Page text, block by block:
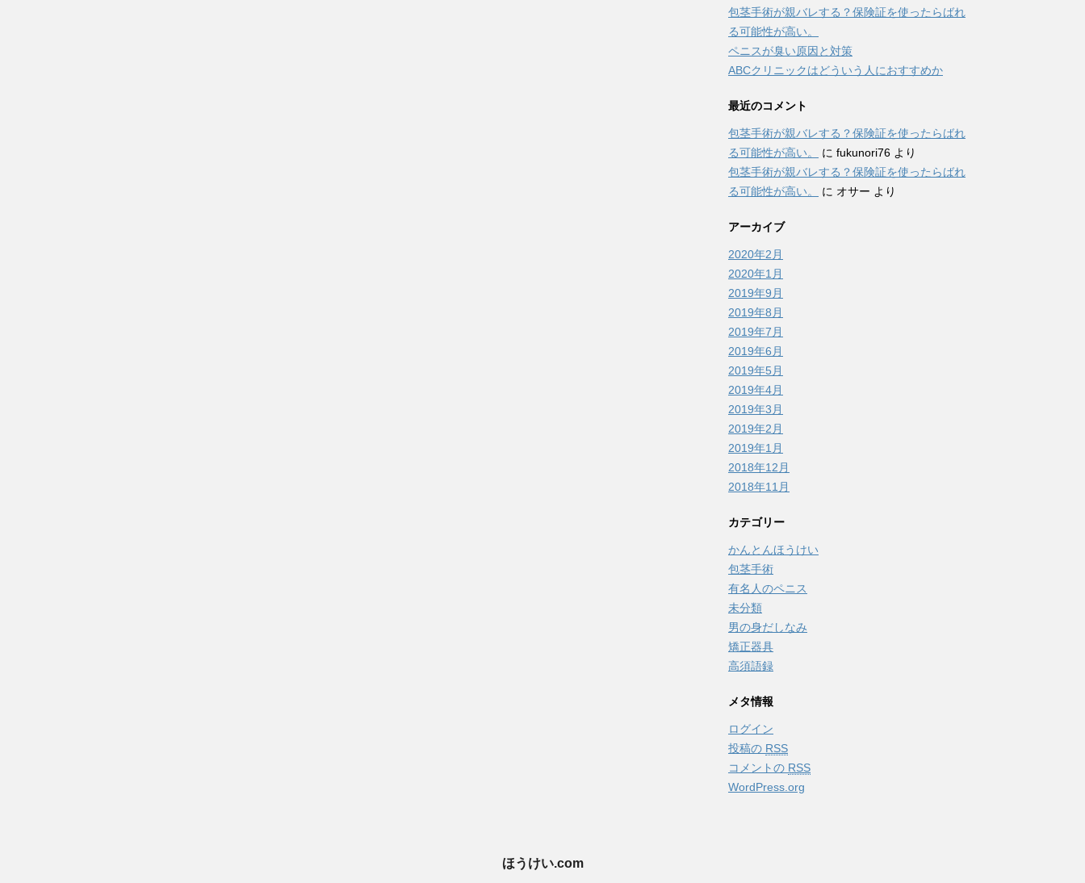
包茎手術が親バレする？保険証を使ったらばれ
る可能性が高い。
ペニスが臭い原因と対策
ABCクリニックはどういう人におすすめか
最近のコメント
包茎手術が親バレする？保険証を使ったらばれ
る可能性が高い。
に fukunori76 より
包茎手術が親バレする？保険証を使ったらばれ
る可能性が高い。
に オサー より
アーカイブ
2020年2月
2020年1月
2019年9月
2019年8月
2019年7月
2019年6月
2019年5月
2019年4月
2019年3月
2019年2月
2019年1月
2018年12月
2018年11月
カテゴリー
かんとんほうけい
包茎手術
有名人のペニス
未分類
男の身だしなみ
矯正器具
高須語録
メタ情報
ログイン
投稿の RSS
コメントの RSS
WordPress.org
ほうけい.com